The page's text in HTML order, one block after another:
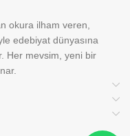
okura ilham veren,
edebiyat dünyasına
Her mevsim, yeni bir